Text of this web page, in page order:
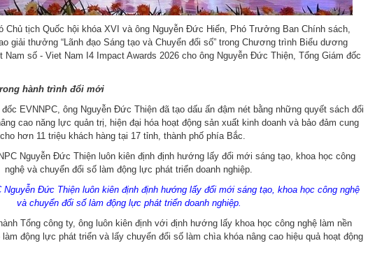
Chủ tịch Quốc hội khóa XVI và ông Nguyễn Đức Hiển, Phó Trưởng Ban Chính sách,
giải thưởng “Lãnh đạo Sáng tạo và Chuyển đổi số” trong Chương trình Biểu dương
số - Viet Nam I4 Impact Awards 2026 cho ông Nguyễn Đức Thiện, Tổng Giám đốc
hành trình đổi mới
EVNNPC, ông Nguyễn Đức Thiện đã tạo dấu ấn đậm nét bằng những quyết sách đổi
cao năng lực quản trị, hiện đại hóa hoạt động sản xuất kinh doanh và bảo đảm cung
hơn 11 triệu khách hàng tại 17 tỉnh, thành phố phía Bắc.
Nguyễn Đức Thiện luôn kiên định định hướng lấy đổi mới sáng tạo, khoa học công nghệ
và chuyển đổi số làm động lực phát triển doanh nghiệp.
Tổng công ty, ông luôn kiên định với định hướng lấy khoa học công nghệ làm nền
động lực phát triển và lấy chuyển đổi số làm chìa khóa nâng cao hiệu quả hoạt động